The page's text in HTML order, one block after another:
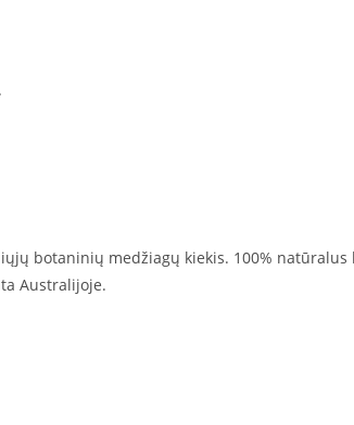
botaninių medžiagų kiekis. 100% natūralus
Australijoje.